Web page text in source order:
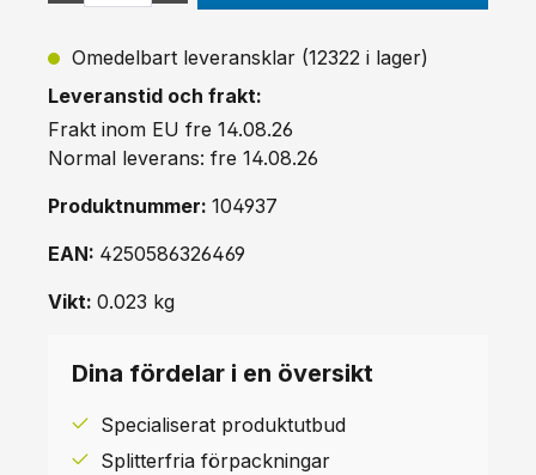
Omedelbart leveransklar (12322 i lager)
Leveranstid och frakt:
Frakt inom EU fre 14.08.26
Normal leverans: fre 14.08.26
Produktnummer: 104937
EAN: 4250586326469
Vikt: 0.023 kg
Dina fördelar i en översikt
Specialiserat produktutbud
Splitterfria förpackningar